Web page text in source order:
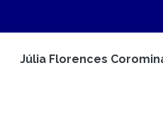
Júlia Florences